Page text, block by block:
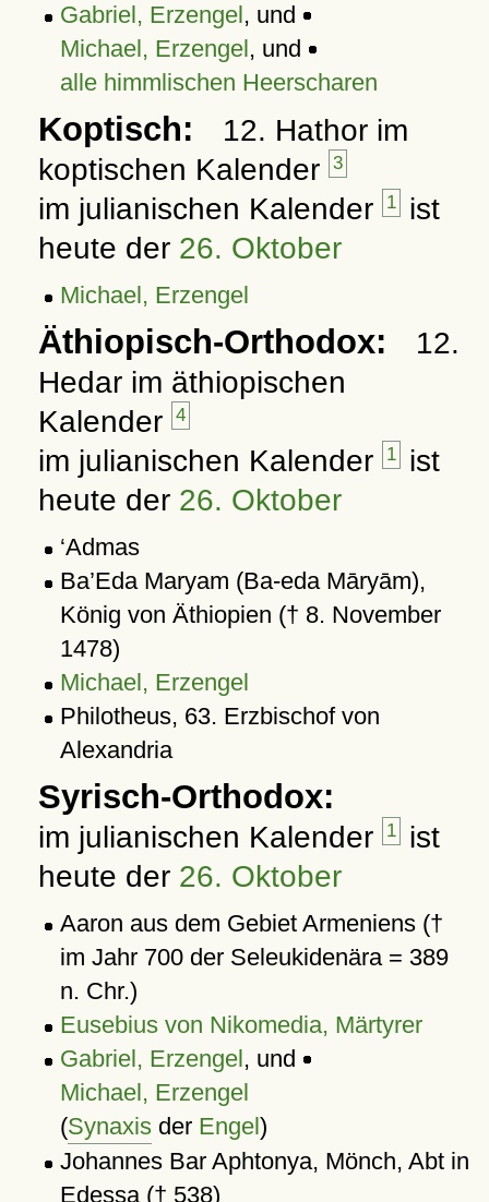
Gabriel, Erzengel, und
Michael, Erzengel, und
alle himmlischen Heerscharen
Koptisch:
12. Hathor im
koptischen Kalender
3
im julianischen Kalender 1 ist
heute der 26. Oktober
Michael, Erzengel
Äthiopisch-Orthodox:
12.
Hedar im äthiopischen
Kalender
4
im julianischen Kalender 1 ist
heute der 26. Oktober
‘Admas
Ba’Eda Maryam (Ba-eda Māryām),
König von Äthiopien († 8. November
1478)
Michael, Erzengel
Philotheus, 63. Erzbischof von
Alexandria
Syrisch-Orthodox:
im julianischen Kalender 1 ist
heute der 26. Oktober
Aaron aus dem Gebiet Armeniens (†
im Jahr 700 der Seleukidenära = 389
n. Chr.)
Eusebius von Nikomedia, Märtyrer
Gabriel, Erzengel, und
Michael, Erzengel
(Synaxisder Engel)
Johannes Bar Aphtonya, Mönch, Abt in
Edessa († 538)